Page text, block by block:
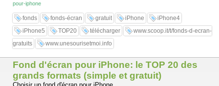
pour-iphone
fonds fonds-écran gratuit iPhone
iPhone4
iPhone5
TOP20 télécharger
www.scoop.it/t/fonds-d-ecran-
gratuits
www.unesourisetmoi.info
Fond d'écran pour iPhone: le TOP 20 des
grands formats (simple et gratuit)